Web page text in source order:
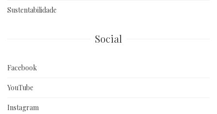
Sustentabilidade
Social
Facebook
YouTube
Instagram